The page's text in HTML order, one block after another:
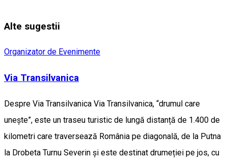
Alte sugestii
Organizator de Evenimente
Via Transilvanica
Despre Via Transilvanica Via Transilvanica, “drumul care
unește”, este un traseu turistic de lungă distanță de 1.400 de
kilometri care traversează România pe diagonală, de la Putna
la Drobeta Turnu Severin și este destinat drumeției pe jos, cu